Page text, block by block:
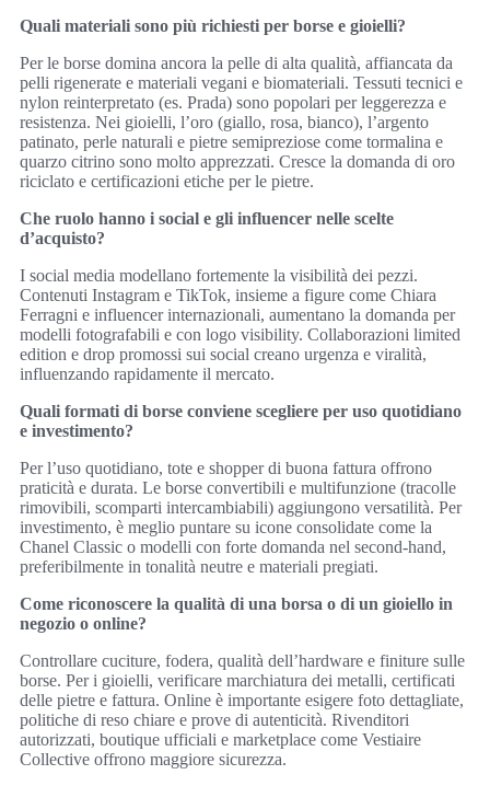
Quali materiali sono più richiesti per borse e gioielli?
Per le borse domina ancora la pelle di alta qualità, affiancata da
pelli rigenerate e materiali vegani e biomateriali. Tessuti tecnici e
nylon reinterpretato (es. Prada) sono popolari per leggerezza e
resistenza. Nei gioielli, l’oro (giallo, rosa, bianco), l’argento
patinato, perle naturali e pietre semipreziose come tormalina e
quarzo citrino sono molto apprezzati. Cresce la domanda di oro
riciclato e certificazioni etiche per le pietre.
Che ruolo hanno i social e gli influencer nelle scelte
d’acquisto?
I social media modellano fortemente la visibilità dei pezzi.
Contenuti Instagram e TikTok, insieme a figure come Chiara
Ferragni e influencer internazionali, aumentano la domanda per
modelli fotografabili e con logo visibility. Collaborazioni limited
edition e drop promossi sui social creano urgenza e viralità,
influenzando rapidamente il mercato.
Quali formati di borse conviene scegliere per uso quotidiano
e investimento?
Per l’uso quotidiano, tote e shopper di buona fattura offrono
praticità e durata. Le borse convertibili e multifunzione (tracolle
rimovibili, scomparti intercambiabili) aggiungono versatilità. Per
investimento, è meglio puntare su icone consolidate come la
Chanel Classic o modelli con forte domanda nel second‑hand,
preferibilmente in tonalità neutre e materiali pregiati.
Come riconoscere la qualità di una borsa o di un gioiello in
negozio o online?
Controllare cuciture, fodera, qualità dell’hardware e finiture sulle
borse. Per i gioielli, verificare marchiatura dei metalli, certificati
delle pietre e fattura. Online è importante esigere foto dettagliate,
politiche di reso chiare e prove di autenticità. Rivenditori
autorizzati, boutique ufficiali e marketplace come Vestiaire
Collective offrono maggiore sicurezza.